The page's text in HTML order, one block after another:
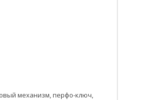
механизм, перфо-ключ,